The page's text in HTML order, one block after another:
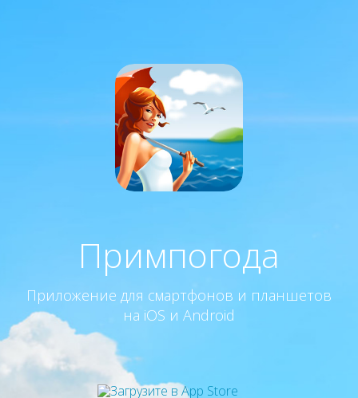
Примпогода
Приложение для смартфонов и планшетов
на iOS и Android